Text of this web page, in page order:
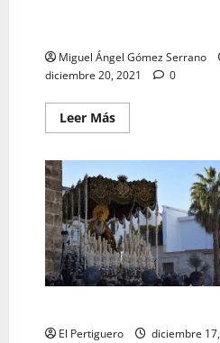
Miguel Ángel Gómez Serrano
diciembre 20, 2021
0
Leer MásLeer
más
Salida
Extraordinaria
de
la
Esperanza
de
la
Yedra,
por
El Pertiguero
diciembre 17,